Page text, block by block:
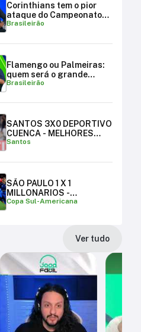
Corinthians tem o pior
ataque do Campeonato
Brasileiro
Brasileirão
Flamengo ou Palmeiras:
quem será o grande
campeão brasileiro?
Brasileirão
SANTOS 3X0 DEPORTIVO
CUENCA - MELHORES
MOMENTOS
Santos
SÃO PAULO 1 X 1
MILLONARIOS -
MELHORES MOMENTOS |
Copa Sul-Americana
Ver tudo